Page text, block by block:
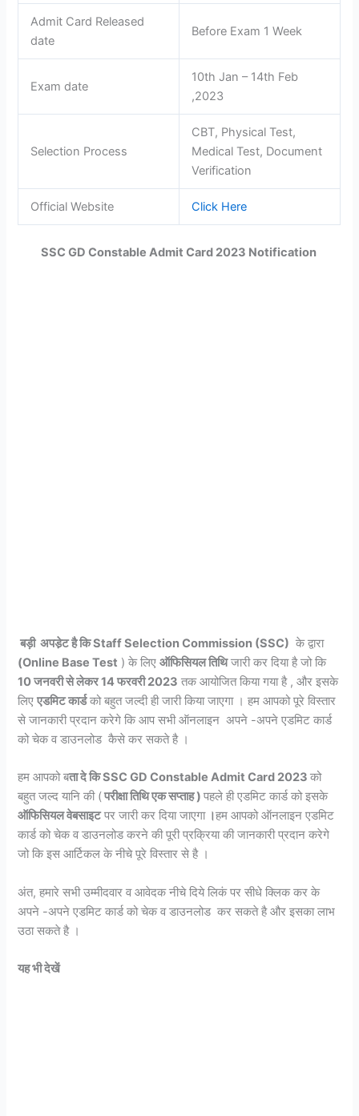
Admit Card Released
date
Before Exam 1 Week
Exam date
10th Jan – 14th Feb
,2023
Selection Process
CBT, Physical Test,
Medical Test, Document
Verification
Official Website Click Here
SSC GD Constable Admit Card 2023 Notification
बड़ी अपडे़ट है कि Staff Selection Commission (SSC) के द्वारा
(Online Base Test ) के लिएऑफिसियल तिथिजारी कर दिया है जो कि
10 जनवरी से लेकर 14 फरवरी 2023 तक आयोजित किया गया है , और इसके
लिएएडमिट कार्डको बहुत जल्दी ही जारी किया जाएगा । हम आपको पूरे विस्तार
से जानकारी प्रदान करेगे कि आप सभी ऑनलाइन अपने -अपने एडमिट कार्ड
को चेक व डाउनलोड कैसे कर सकते है ।
हम आपको बता दे कि SSC GD Constable Admit Card 2023को
बहुत जल्द यानि की (परीक्षा तिथि एक सप्ताह )पहले ही एडमिट कार्ड को इसके
ऑफिसियल वेबसाइटपर जारी कर दिया जाएगा।हम आपको ऑनलाइन एडमिट
कार्ड को चेक व डाउनलोड करने की पूरी प्रक्रिया की जानकारी प्रदान करेगे
जो कि इस आर्टिकल के नीचे पूरे विस्तार से है ।
अंत, हमारे सभी उम्मीदवार व आवेदक नीचे दिये लिकं पर सीधे क्लिक कर के
अपने -अपने एडमिट कार्ड को चेक व डाउनलोड कर सकते है और इसका लाभ
उठा सकते है ।
यह भी देखें